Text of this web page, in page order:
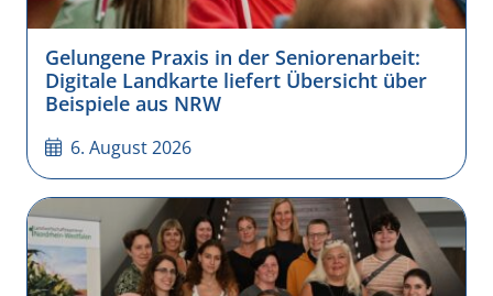
Gelungene Praxis in der Seniorenarbeit:
Digitale Landkarte liefert Übersicht über
Beispiele aus NRW
6. August 2026